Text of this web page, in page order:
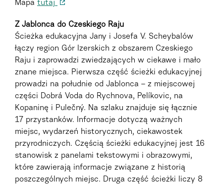
Mapa tutaj
Z Jablonca do Czeskiego Raju
Ścieżka edukacyjna Jany i Josefa V. Scheybalów
łączy region Gór Izerskich z obszarem Czeskiego
Raju i zaprowadzi zwiedzających w ciekawe i mało
znane miejsca. Pierwsza część ścieżki edukacyjnej
prowadzi na południe od Jablonca – z miejscowej
części Dobrá Voda do Rychnova, Pelíkovic, na
Kopaninę i Pulečný. Na szlaku znajduje się łącznie
17 przystanków. Informacje dotyczą ważnych
miejsc, wydarzeń historycznych, ciekawostek
przyrodniczych. Częścią ścieżki edukacyjnej jest 16
stanowisk z panelami tekstowymi i obrazowymi,
które zawierają informacje związane z historią
poszczególnych miejsc. Druga część ścieżki liczy 8